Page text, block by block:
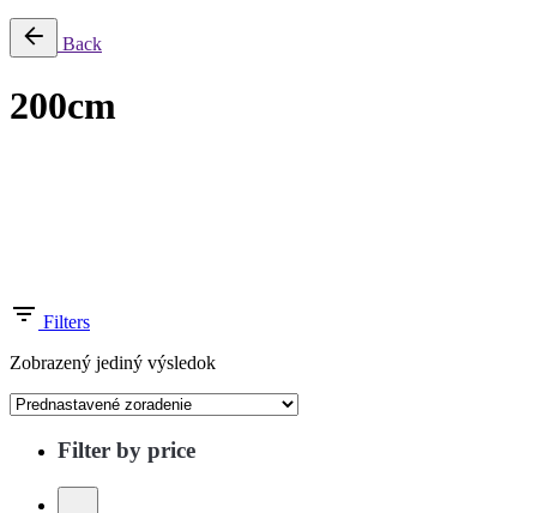
Back
200cm
Filters
Zobrazený jediný výsledok
Filter by price